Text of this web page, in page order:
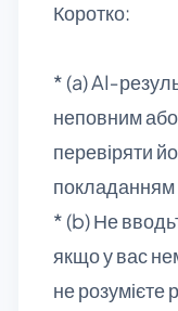
Коротко:
* (a)
неповним або
перевіряти
покладанням
* (b) Не
якщо у вас
не розумієте